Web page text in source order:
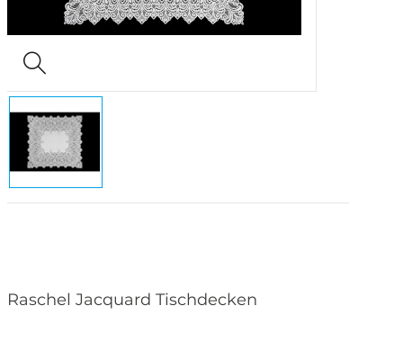
Raschel Jacquard Tischdecken